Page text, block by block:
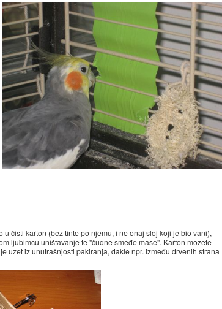
čisti karton (bez tinte po njemu, i ne onaj sloj koji je bio vani),
ljubimcu uništavanje te "čudne smeđe mase". Karton možete
uzet iz unutrašnjosti pakiranja, dakle npr. između drvenih strana